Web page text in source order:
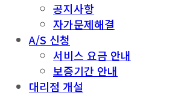
공지사항
자가문제해결
A/S 신청
서비스 요금 안내
보증기간 안내
대리점 개설